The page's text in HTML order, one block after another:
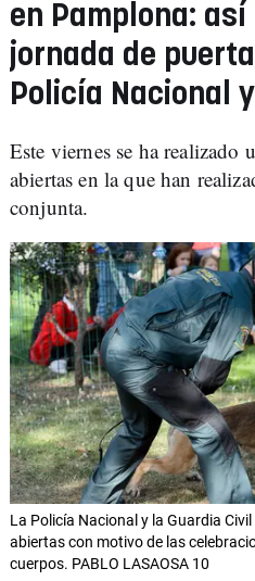
en Pamplona:
jornada de
Policía Nacional
Este viernes se ha realizado
abiertas en la que han
conjunta.
La Policía Nacional y la Guardia
abiertas con motivo de las
cuerpos. PABLO LASAOSA 10